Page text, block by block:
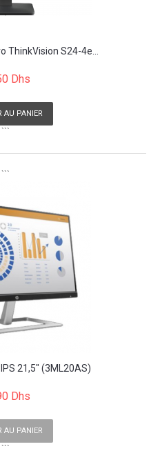
ThinkVision S24-4e...
Dhs
AU PANIER
```
```
21,5" (3ML20AS)
Dhs
AU PANIER
```